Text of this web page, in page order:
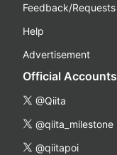
Feedback/Requests
Help
Advertisement
Official Accounts
@Qiita
@qiita_milestone
@qiitapoi